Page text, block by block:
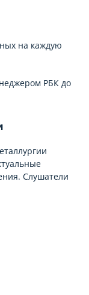
на каждую
РБК до
Слушатели